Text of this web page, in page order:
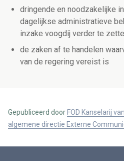
dringende en noodzakelijke
dagelijkse administratieve
inzake voogdij verder te
de zaken af te handelen
van de regering vereist is
Gepubliceerd door FOD Kanselarij
algemene directie Externe